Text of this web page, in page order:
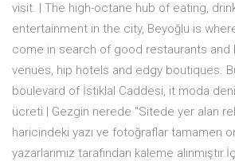
visit. | The high-octane hub of eating,
entertainment in the city, Beyoğlu is
come in search of good restaurants and
venues, hip hotels and edgy boutiques.
boulevard of İstiklal Caddesi, it moda
ücreti | Gezgin nerede "Sitede yer alan
haricindeki yazı ve fotoğraflar tamamen
yazarlarımız tarafından kaleme